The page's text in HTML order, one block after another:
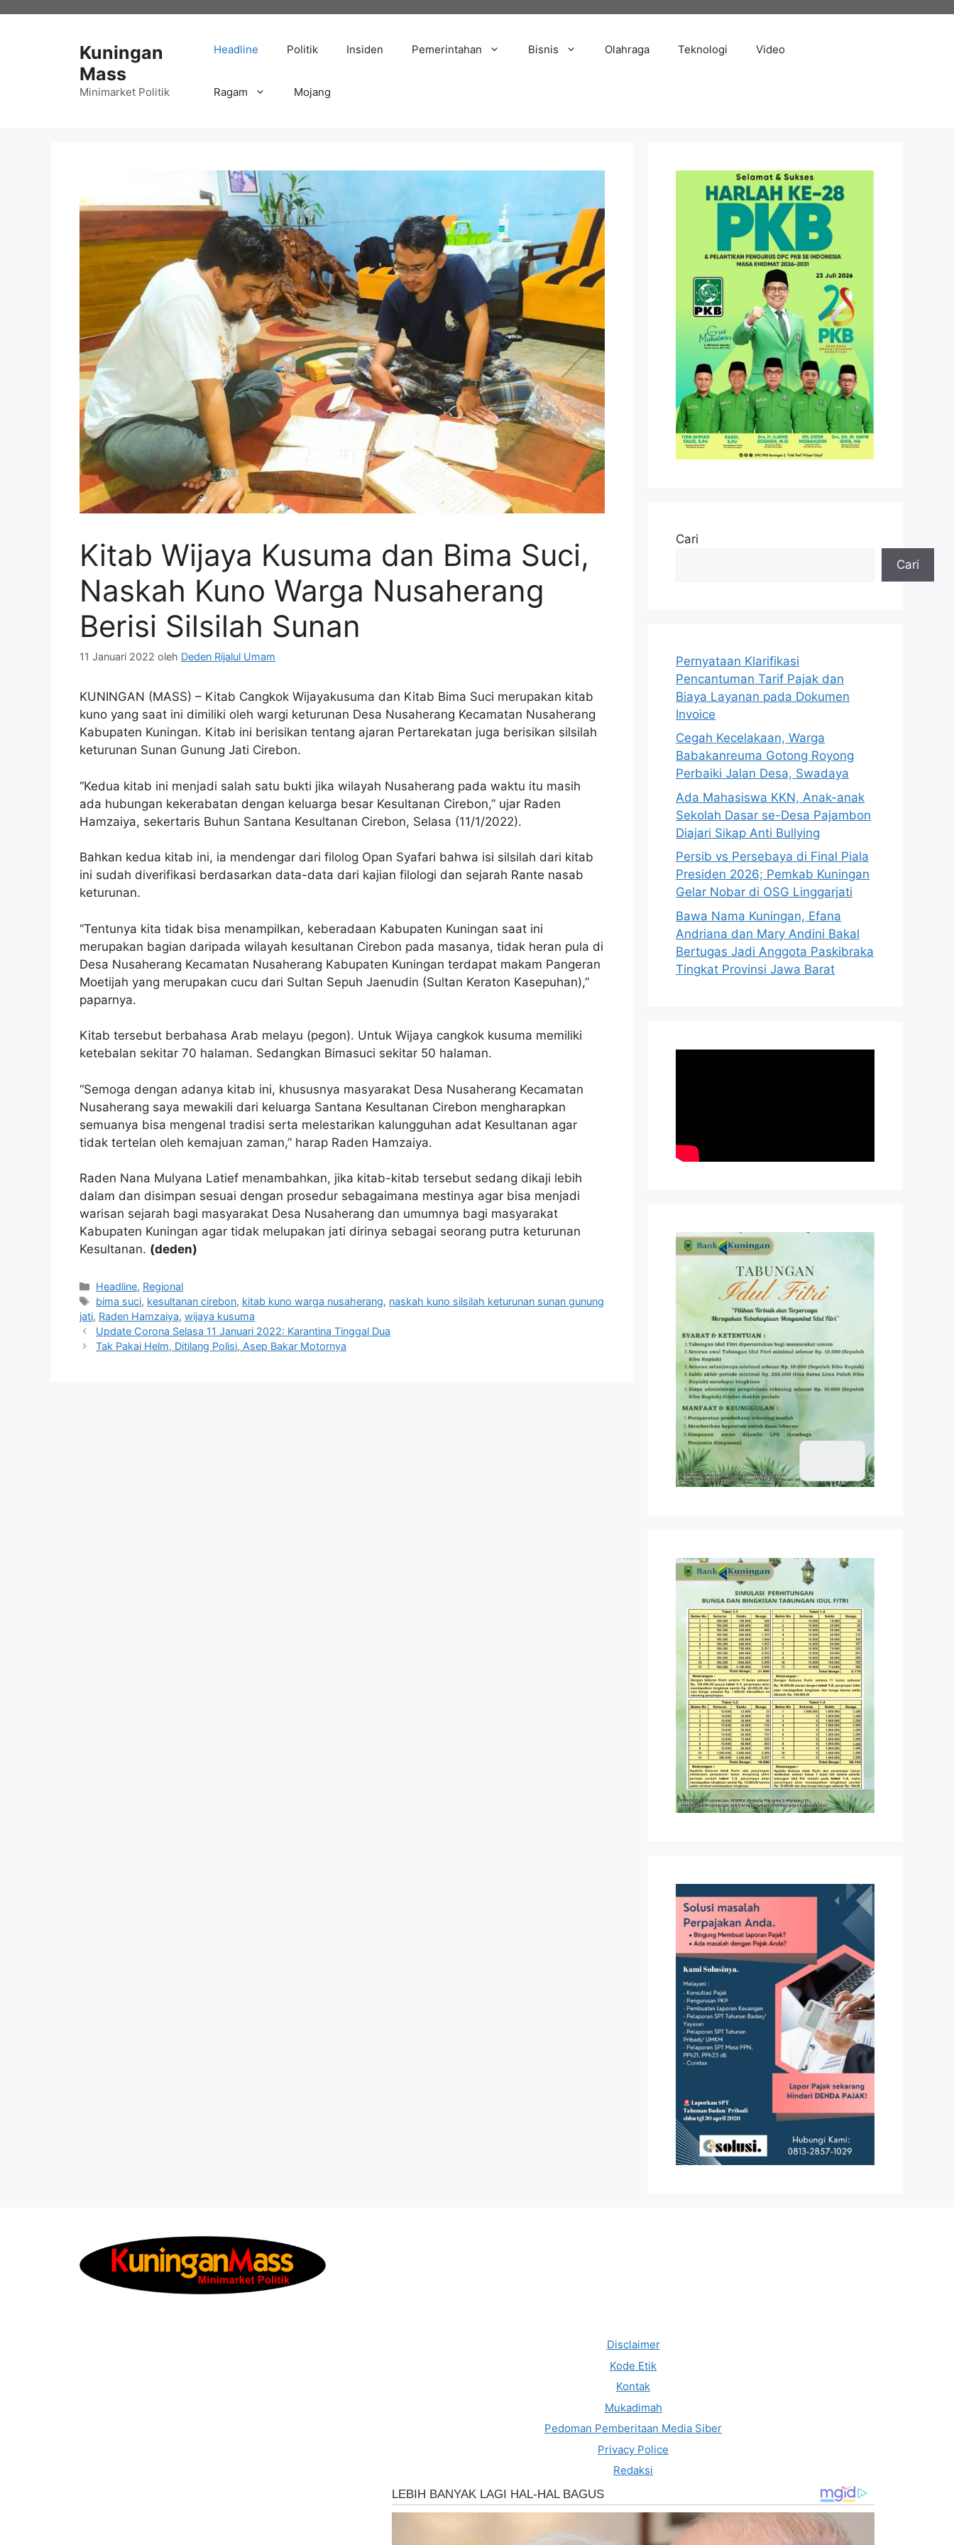
Kuningan
Mass
Minimarket Politik
Headline Politik Insiden Pemerintahan Bisnis Olahraga Teknologi Video
Ragam Mojang
Kitab Wijaya Kusuma dan Bima Suci,
Naskah Kuno Warga Nusaherang
Berisi Silsilah Sunan
11 Januari 2022 oleh Deden Rijalul Umam
KUNINGAN (MASS) – Kitab Cangkok Wijayakusuma dan Kitab Bima Suci merupakan kitab
kuno yang saat ini dimiliki oleh wargi keturunan Desa Nusaherang Kecamatan Nusaherang
Kabupaten Kuningan. Kitab ini berisikan tentang ajaran Pertarekatan juga berisikan silsilah
keturunan Sunan Gunung Jati Cirebon.
“Kedua kitab ini menjadi salah satu bukti jika wilayah Nusaherang pada waktu itu masih
ada hubungan kekerabatan dengan keluarga besar Kesultanan Cirebon,” ujar Raden
Hamzaiya, sekertaris Buhun Santana Kesultanan Cirebon, Selasa (11/1/2022).
Bahkan kedua kitab ini, ia mendengar dari filolog Opan Syafari bahwa isi silsilah dari kitab
ini sudah diverifikasi berdasarkan data-data dari kajian filologi dan sejarah Rante nasab
keturunan.
“Tentunya kita tidak bisa menampilkan, keberadaan Kabupaten Kuningan saat ini
merupakan bagian daripada wilayah kesultanan Cirebon pada masanya, tidak heran pula di
Desa Nusaherang Kecamatan Nusaherang Kabupaten Kuningan terdapat makam Pangeran
Moetijah yang merupakan cucu dari Sultan Sepuh Jaenudin (Sultan Keraton Kasepuhan),”
paparnya.
Kitab tersebut berbahasa Arab melayu (pegon). Untuk Wijaya cangkok kusuma memiliki
ketebalan sekitar 70 halaman. Sedangkan Bimasuci sekitar 50 halaman.
“Semoga dengan adanya kitab ini, khususnya masyarakat Desa Nusaherang Kecamatan
Nusaherang saya mewakili dari keluarga Santana Kesultanan Cirebon mengharapkan
semuanya bisa mengenal tradisi serta melestarikan kalungguhan adat Kesultanan agar
tidak tertelan oleh kemajuan zaman,” harap Raden Hamzaiya.
Raden Nana Mulyana Latief menambahkan, jika kitab-kitab tersebut sedang dikaji lebih
dalam dan disimpan sesuai dengan prosedur sebagaimana mestinya agar bisa menjadi
warisan sejarah bagi masyarakat Desa Nusaherang dan umumnya bagi masyarakat
Kabupaten Kuningan agar tidak melupakan jati dirinya sebagai seorang putra keturunan
Kesultanan. (deden)
Kategori
Headline, Regional
Tag
bima suci, kesultanan cirebon, kitab kuno warga nusaherang, naskah kuno silsilah keturunan sunan gunung
jati, Raden Hamzaiya, wijaya kusuma
Update Corona Selasa 11 Januari 2022: Karantina Tinggal Dua
Tak Pakai Helm, Ditilang Polisi, Asep Bakar Motornya
Cari
Cari
Pernyataan Klarifikasi
Pencantuman Tarif Pajak dan
Biaya Layanan pada Dokumen
Invoice
Cegah Kecelakaan, Warga
Babakanreuma Gotong Royong
Perbaiki Jalan Desa, Swadaya
Ada Mahasiswa KKN, Anak-anak
Sekolah Dasar se-Desa Pajambon
Diajari Sikap Anti Bullying
Persib vs Persebaya di Final Piala
Presiden 2026; Pemkab Kuningan
Gelar Nobar di OSG Linggarjati
Bawa Nama Kuningan, Efana
Andriana dan Mary Andini Bakal
Bertugas Jadi Anggota Paskibraka
Tingkat Provinsi Jawa Barat
Disclaimer
Kode Etik
Kontak
Mukadimah
Pedoman Pemberitaan Media Siber
Privacy Police
Redaksi